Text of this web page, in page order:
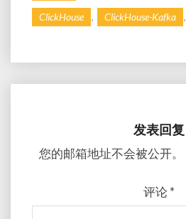
ClickHouse , ClickHouse-Kafka ,
发表回复
您的邮箱地址不会被公开。
评论 *